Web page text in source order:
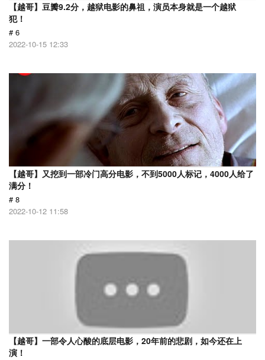
【越哥】豆瓣9.2分，越狱电影的鼻祖，演员本身就是一个越狱
犯！
# 6
2022-10-15 12:33
【越哥】又挖到一部冷门高分电影，不到5000人标记，4000人给了
满分！
# 8
2022-10-12 11:58
【越哥】一部令人心酸的底层电影，20年前的悲剧，如今还在上
演！